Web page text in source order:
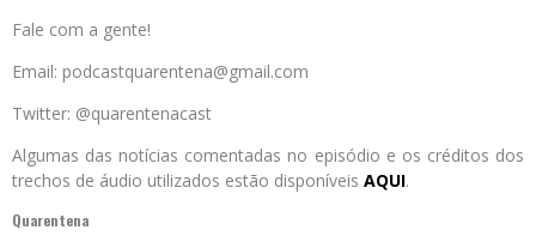
Fale com a gente!
Email: podcastquarentena@gmail.com
Twitter: @quarentenacast
Algumas das notícias comentadas no episódio e os créditos dos
trechos de áudio utilizados estão disponíveis AQUI.
Quarentena